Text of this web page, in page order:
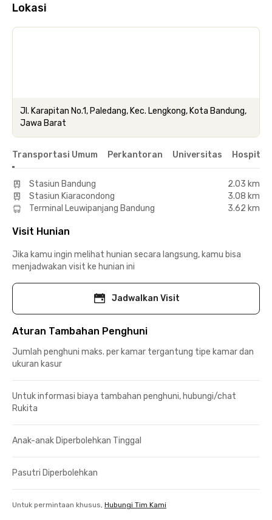
Lokasi
Jl. Karapitan No.1, Paledang, Kec. Lengkong, Kota Bandung,
Jawa Barat
Transportasi Umum Perkantoran Universitas Hospital
Stasiun Bandung
2.03 km
Stasiun Kiaracondong
3.08 km
Terminal Leuwipanjang Bandung
3.62 km
Visit Hunian
Jika kamu ingin melihat hunian secara langsung, kamu bisa
menjadwakan visit ke hunian ini
Jadwalkan Visit
Aturan Tambahan Penghuni
Jumlah penghuni maks. per kamar tergantung tipe kamar dan
ukuran kasur
Untuk informasi biaya tambahan penghuni, hubungi/chat
Rukita
Anak-anak Diperbolehkan Tinggal
Pasutri Diperbolehkan
Untuk permintaan khusus, Hubungi Tim Kami